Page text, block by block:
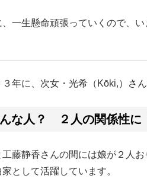
一生懸命頑張っていくので、
年に、次女・光希（Kōki,）さん
な人？ ２人の関係性に
藤静香さんの間には娘が２人
として活躍しています。